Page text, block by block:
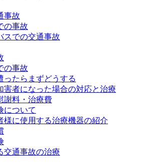
事故
の事故
スでの交通事故
の事故
ったらまずどうする
害者になった場合の対応と治療
謝料・治療費
について
様に使用する治療機器の紹介
交通事故の治療